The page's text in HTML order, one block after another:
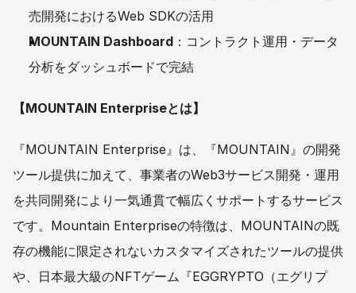
売開発におけるWeb SDKの活用
MOUNTAIN Dashboard ：コントラクト運用・データ
分析をダッシュボードで完結
【MOUNTAIN Enterpriseとは】
『MOUNTAIN Enterprise』は、『MOUNTAIN』の開発
ツール提供に加えて、事業者のWeb3サービス開発・運用
を共同開発により一気通貫で幅広くサポートするサービス
です。Mountain Enterpriseの特徴は、MOUNTAINの既
存の機能に限定されないカスタマイズされたツールの提供
や、日本最大級のNFTゲーム『EGGRYPTO（エグリプ